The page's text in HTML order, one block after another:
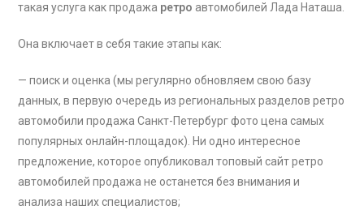
такая услуга как продажа ретро автомобилей Лада Наташа.
Она включает в себя такие этапы как:
— поиск и оценка (мы регулярно обновляем свою базу
данных, в первую очередь из региональных разделов ретро
автомобили продажа Санкт-Петербург фото цена самых
популярных онлайн-площадок). Ни одно интересное
предложение, которое опубликовал топовый сайт ретро
автомобилей продажа не останется без внимания и
анализа наших специалистов;